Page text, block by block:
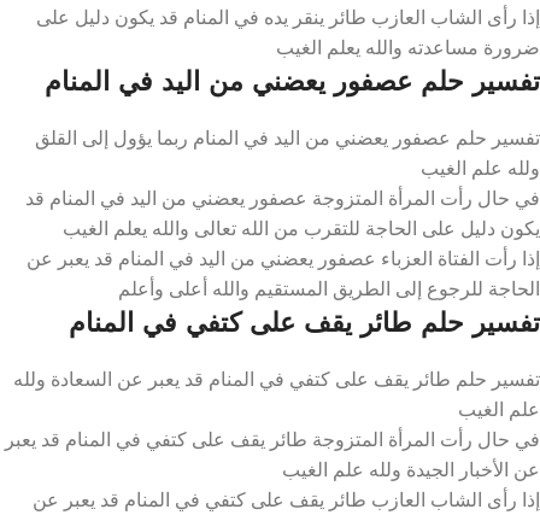
إذا رأى الشاب العازب طائر ينقر يده في المنام قد يكون دليل على
ضرورة مساعدته والله يعلم الغيب
تفسير حلم عصفور يعضني من اليد في المنام
تفسير حلم عصفور يعضني من اليد في المنام ربما يؤول إلى القلق
ولله علم الغيب
في حال رأت المرأة المتزوجة عصفور يعضني من اليد في المنام قد
يكون دليل على الحاجة للتقرب من الله تعالى والله يعلم الغيب
إذا رأت الفتاة العزباء عصفور يعضني من اليد في المنام قد يعبر عن
الحاجة للرجوع إلى الطريق المستقيم والله أعلى وأعلم
تفسير حلم طائر يقف على كتفي في المنام
تفسير حلم طائر يقف على كتفي في المنام قد يعبر عن السعادة ولله
علم الغيب
في حال رأت المرأة المتزوجة طائر يقف على كتفي في المنام قد يعبر
عن الأخبار الجيدة ولله علم الغيب
إذا رأى الشاب العازب طائر يقف على كتفي في المنام قد يعبر عن